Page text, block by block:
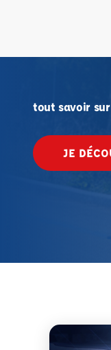
tout savoir
JE